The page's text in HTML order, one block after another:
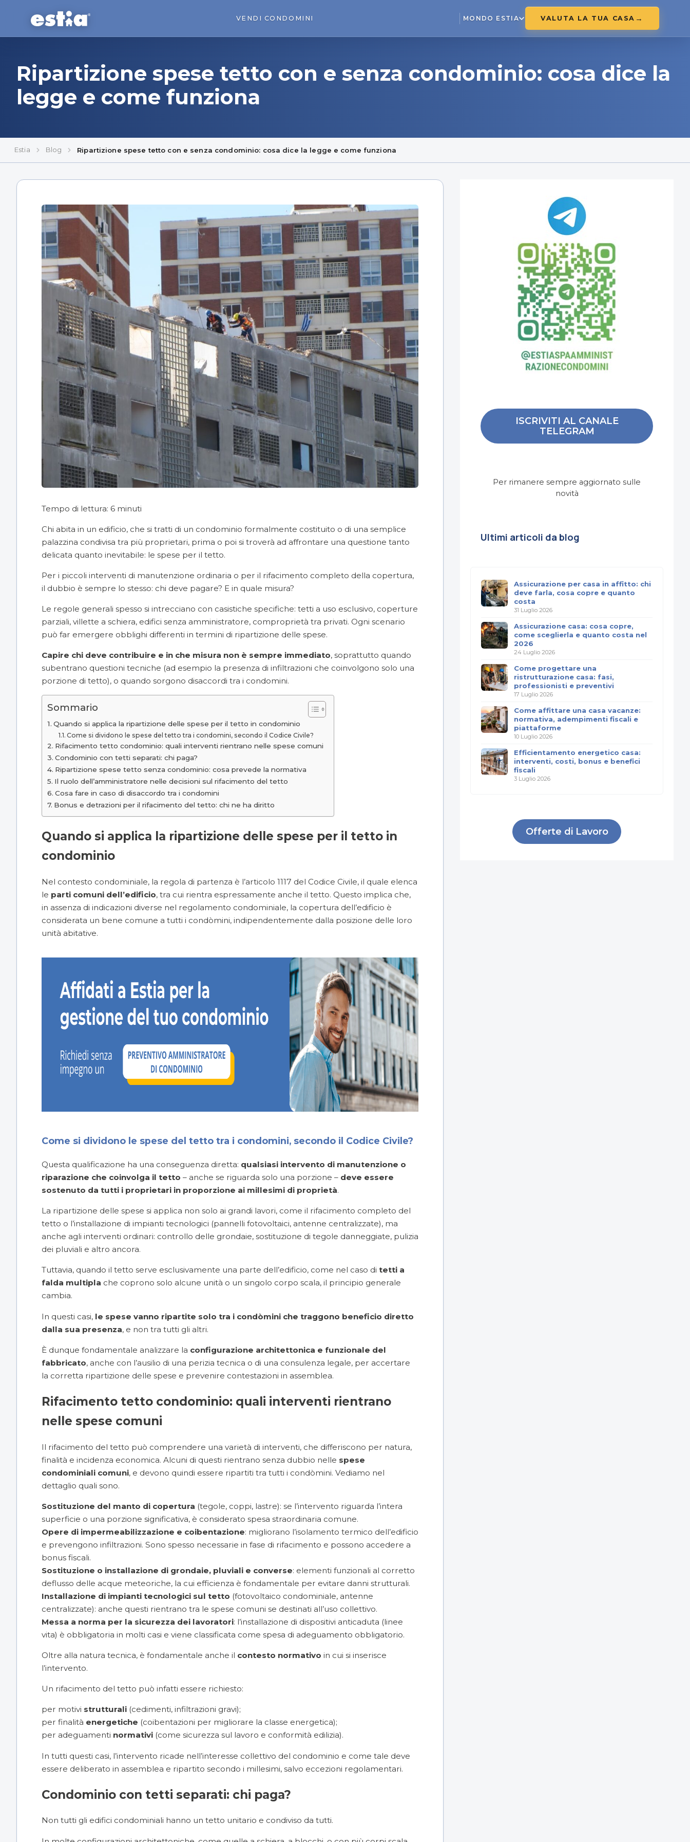
VENDI CONDOMINI MONDO ESTIA VALUTA LA TUA CASA
Ripartizione spese tetto con e senza condominio: cosa dice la
legge e come funziona
Estia Blog Ripartizione spese tetto con e senza condominio: cosa dice la legge e come funziona
Tempo di lettura: 6 minuti
Chi abita in un edificio, che si tratti di un condominio formalmente costituito o di una semplice
palazzina condivisa tra più proprietari, prima o poi si troverà ad affrontare una questione tanto
delicata quanto inevitabile: le spese per il tetto.
Per i piccoli interventi di manutenzione ordinaria o per il rifacimento completo della copertura,
il dubbio è sempre lo stesso: chi deve pagare? E in quale misura?
Le regole generali spesso si intrecciano con casistiche specifiche: tetti a uso esclusivo, coperture
parziali, villette a schiera, edifici senza amministratore, comproprietà tra privati. Ogni scenario
può far emergere obblighi differenti in termini di ripartizione delle spese.
Capire chi deve contribuire e in che misura non è sempre immediato, soprattutto quando
subentrano questioni tecniche (ad esempio la presenza di infiltrazioni che coinvolgono solo una
porzione di tetto), o quando sorgono disaccordi tra i condomini.
Sommario
Quando si applica la ripartizione delle spese per il tetto in condominio
Come si dividono le spese del tetto tra i condomini, secondo il Codice Civile?
Rifacimento tetto condominio: quali interventi rientrano nelle spese comuni
Condominio con tetti separati: chi paga?
Ripartizione spese tetto senza condominio: cosa prevede la normativa
Il ruolo dell’amministratore nelle decisioni sul rifacimento del tetto
Cosa fare in caso di disaccordo tra i condomini
Bonus e detrazioni per il rifacimento del tetto: chi ne ha diritto
Quando si applica la ripartizione delle spese per il tetto in
condominio
Nel contesto condominiale, la regola di partenza è l’articolo 1117 del Codice Civile, il quale elenca
le parti comuni dell’edificio, tra cui rientra espressamente anche il tetto. Questo implica che,
in assenza di indicazioni diverse nel regolamento condominiale, la copertura dell’edificio è
considerata un bene comune a tutti i condòmini, indipendentemente dalla posizione delle loro
unità abitative.
Come si dividono le spese del tetto tra i condomini, secondo il Codice Civile?
Questa qualificazione ha una conseguenza diretta: qualsiasi intervento di manutenzione o
riparazione che coinvolga il tetto – anche se riguarda solo una porzione – deve essere
sostenuto da tutti i proprietari in proporzione ai millesimi di proprietà.
La ripartizione delle spese si applica non solo ai grandi lavori, come il rifacimento completo del
tetto o l’installazione di impianti tecnologici (pannelli fotovoltaici, antenne centralizzate), ma
anche agli interventi ordinari: controllo delle grondaie, sostituzione di tegole danneggiate, pulizia
dei pluviali e altro ancora.
Tuttavia, quando il tetto serve esclusivamente una parte dell’edificio, come nel caso di tetti a
falda multipla che coprono solo alcune unità o un singolo corpo scala, il principio generale
cambia.
In questi casi, le spese vanno ripartite solo tra i condòmini che traggono beneficio diretto
dalla sua presenza, e non tra tutti gli altri.
È dunque fondamentale analizzare la configurazione architettonica e funzionale del
fabbricato, anche con l’ausilio di una perizia tecnica o di una consulenza legale, per accertare
la corretta ripartizione delle spese e prevenire contestazioni in assemblea.
Rifacimento tetto condominio: quali interventi rientrano
nelle spese comuni
Il rifacimento del tetto può comprendere una varietà di interventi, che differiscono per natura,
finalità e incidenza economica. Alcuni di questi rientrano senza dubbio nelle spese
condominiali comuni, e devono quindi essere ripartiti tra tutti i condòmini. Vediamo nel
dettaglio quali sono.
Sostituzione del manto di copertura (tegole, coppi, lastre): se l’intervento riguarda l’intera
superficie o una porzione significativa, è considerato spesa straordinaria comune.
Opere di impermeabilizzazione e coibentazione: migliorano l’isolamento termico dell’edificio
e prevengono infiltrazioni. Sono spesso necessarie in fase di rifacimento e possono accedere a
bonus fiscali.
Sostituzione o installazione di grondaie, pluviali e converse: elementi funzionali al corretto
deflusso delle acque meteoriche, la cui efficienza è fondamentale per evitare danni strutturali.
Installazione di impianti tecnologici sul tetto (fotovoltaico condominiale, antenne
centralizzate): anche questi rientrano tra le spese comuni se destinati all’uso collettivo.
Messa a norma per la sicurezza dei lavoratori: l’installazione di dispositivi anticaduta (linee
vita) è obbligatoria in molti casi e viene classificata come spesa di adeguamento obbligatorio.
Oltre alla natura tecnica, è fondamentale anche il contesto normativo in cui si inserisce
l’intervento.
Un rifacimento del tetto può infatti essere richiesto:
per motivi strutturali (cedimenti, infiltrazioni gravi);
per finalità energetiche (coibentazioni per migliorare la classe energetica);
per adeguamenti normativi (come sicurezza sul lavoro e conformità edilizia).
In tutti questi casi, l’intervento ricade nell’interesse collettivo del condominio e come tale deve
essere deliberato in assemblea e ripartito secondo i millesimi, salvo eccezioni regolamentari.
Condominio con tetti separati: chi paga?
Non tutti gli edifici condominiali hanno un tetto unitario e condiviso da tutti.
ISCRIVITI AL CANALE
TELEGRAM
Per rimanere sempre aggiornato sulle
novità
Ultimi articoli da blog
Assicurazione per casa in affitto: chi
deve farla, cosa copre e quanto
costa
31 Luglio 2026
Assicurazione casa: cosa copre,
come sceglierla e quanto costa nel
2026
24 Luglio 2026
Come progettare una
ristrutturazione casa: fasi,
professionisti e preventivi
17 Luglio 2026
Come affittare una casa vacanze:
normativa, adempimenti fiscali e
piattaforme
10 Luglio 2026
Efficientamento energetico casa:
interventi, costi, bonus e benefici
fiscali
3 Luglio 2026
Offerte di Lavoro